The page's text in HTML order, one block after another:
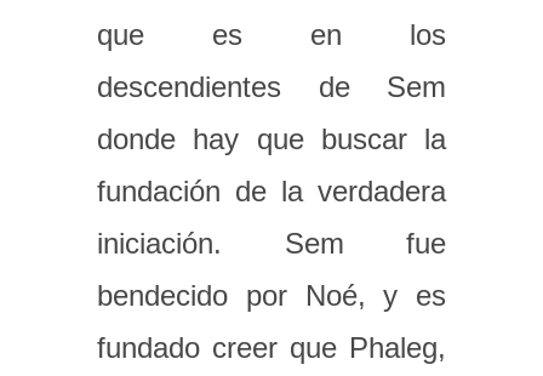
que es en los
descendientes de Sem
donde hay que buscar la
fundación de la verdadera
iniciación. Sem fue
bendecido por Noé, y es
fundado creer que Phaleg,